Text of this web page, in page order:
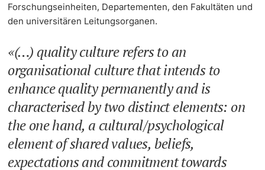
Forschungseinheiten, Departementen, den Fakultäten und
den universitären Leitungsorganen.
(…) quality culture refers to an
organisational culture that intends to
enhance quality permanently and is
characterised by two distinct elements: on
the one hand, a cultural/psychological
element of shared values, beliefs,
expectations and commitment towards